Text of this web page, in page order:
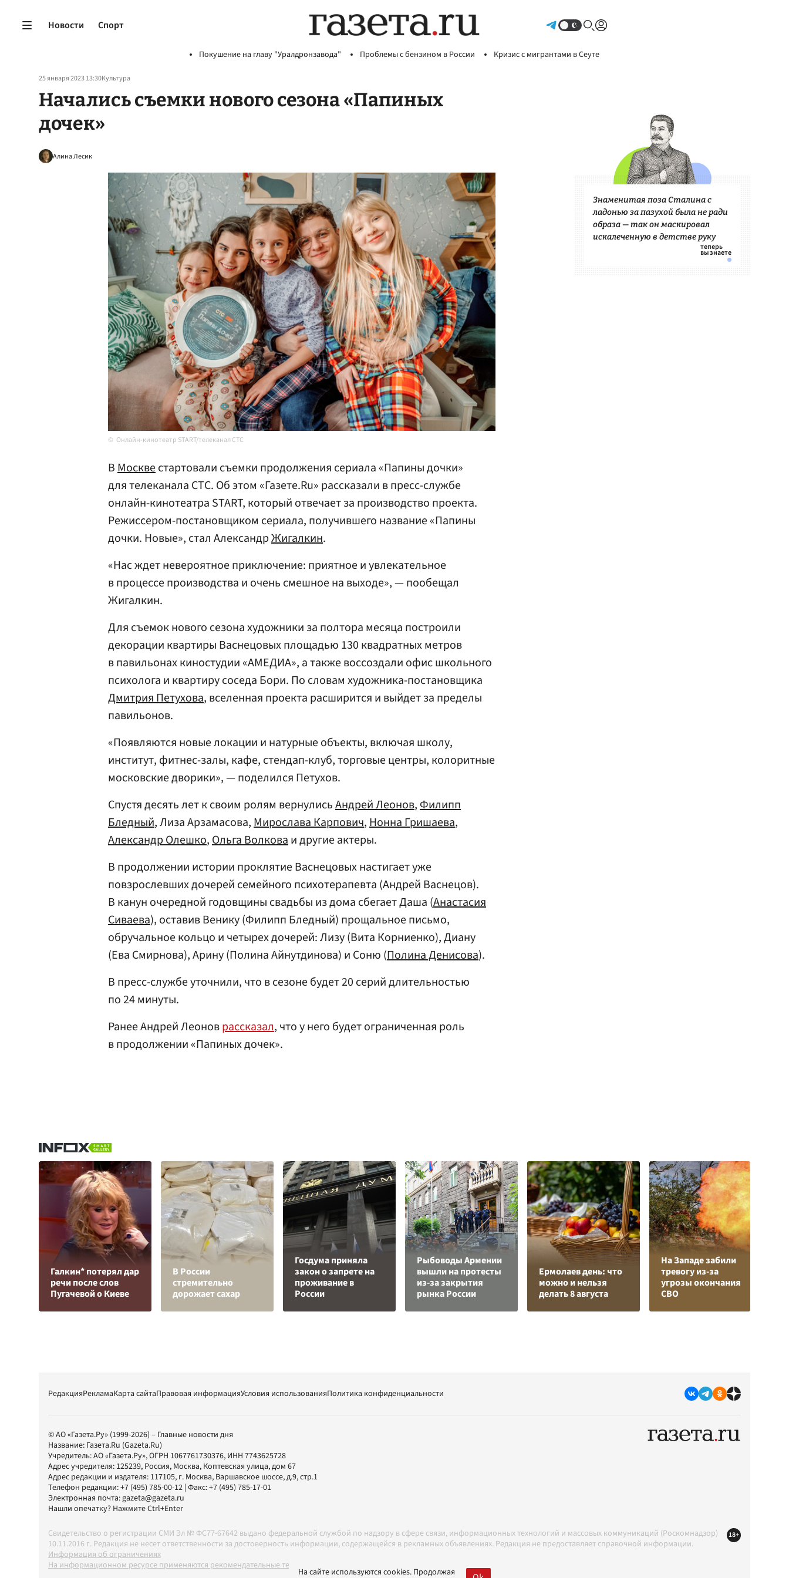
Новости Спорт
Покушение на главу "Уралдронзавода" Проблемы с бензином в России Кризис с мигрантами в Сеуте
25 января 2023 13:30Культура
Начались съемки нового сезона «Папиных
дочек»
Алина Лесик
Онлайн-кинотеатр START/телеканал СТС
ВМосквестартовали съемки продолжения сериала «Папины дочки»
для телеканала СТС. Об этом «Газете.Ru» рассказали в пресс-службе
онлайн-кинотеатра START, который отвечает за производство проекта.
Режиссером-постановщиком сериала, получившего название «Папины
дочки. Новые», стал АлександрЖигалкин.
«Нас ждет невероятное приключение: приятное и увлекательное
в процессе производства и очень смешное на выходе», — пообещал
Жигалкин.
Для съемок нового сезона художники за полтора месяца построили
декорации квартиры Васнецовых площадью 130 квадратных метров
в павильонах киностудии «АМЕДИА», а также воссоздали офис школьного
психолога и квартиру соседа Бори. По словам художника-постановщика
Дмитрия Петухова, вселенная проекта расширится и выйдет за пределы
павильонов.
«Появляются новые локации и натурные объекты, включая школу,
институт, фитнес-залы, кафе, стендап-клуб, торговые центры, колоритные
московские дворики», — поделился Петухов.
Спустя десять лет к своим ролям вернулисьАндрей Леонов,Филипп
Бледный, Лиза Арзамасова,Мирослава Карпович,Нонна Гришаева,
Александр Олешко,Ольга Волковаи другие актеры.
В продолжении истории проклятие Васнецовых настигает уже
повзрослевших дочерей семейного психотерапевта (Андрей Васнецов).
В канун очередной годовщины свадьбы из дома сбегает Даша (Анастасия
Сиваева), оставив Венику (Филипп Бледный) прощальное письмо,
обручальное кольцо и четырех дочерей: Лизу (Вита Корниенко), Диану
(Ева Смирнова), Арину (Полина Айнутдинова) и Соню (Полина Денисова).
В пресс-службе уточнили, что в сезоне будет 20 серий длительностью
по 24 минуты.
Ранее Андрей Леоноврассказал, что у него будет ограниченная роль
в продолжении «Папиных дочек».
Знаменитая поза Сталина с
ладонью за пазухой была не ради
образа — так он маскировал
искалеченную в детстве руку
Галкин* потерял дар
речи после слов
Пугачевой о Киеве
В России
стремительно
дорожает сахар
Госдума приняла
закон о запрете на
проживание в
России
Рыбоводы Армении
вышли на протесты
из-за закрытия
рынка России
Ермолаев день: что
можно и нельзя
делать 8 августа
На Западе забили
тревогу из-за
угрозы окончания
СВО
РедакцияРекламаКарта сайтаПравовая информацияУсловия использованияПолитика конфиденциальности
© АО «Газета.Ру» (1999-2026) – Главные новости дня
Название: Газета.Ru (Gazeta.Ru)
Учредитель:АО «Газета.Ру», ОГРН 1067761730376, ИНН 7743625728
Адрес учредителя: 125239, Россия, Москва, Коптевская улица, дом 67
Адрес редакции и издателя: 117105, г. Москва, Варшавское шоссе, д.9, стр.1
Телефон редакции:+7 (495) 785-00-12 | Факс:+7 (495) 785-17-01
Электронная почта:gazeta@gazeta.ru
Нашли опечатку? Нажмите Ctrl+Enter
Свидетельство о регистрации СМИ Эл № ФС77-67642 выдано федеральной службой по надзору в сфере связи, информационных технологий и массовых коммуникаций (Роскомнадзор)
10.11.2016 г. Редакция не несет ответственности за достоверность информации, содержащейся в рекламных объявлениях. Редакция не предоставляет справочной информации.
Информация об ограничениях
На информационном ресурсе применяются рекомендательные технологии в соответствии с Правилами
18+
На сайте используются cookies. Продолжая